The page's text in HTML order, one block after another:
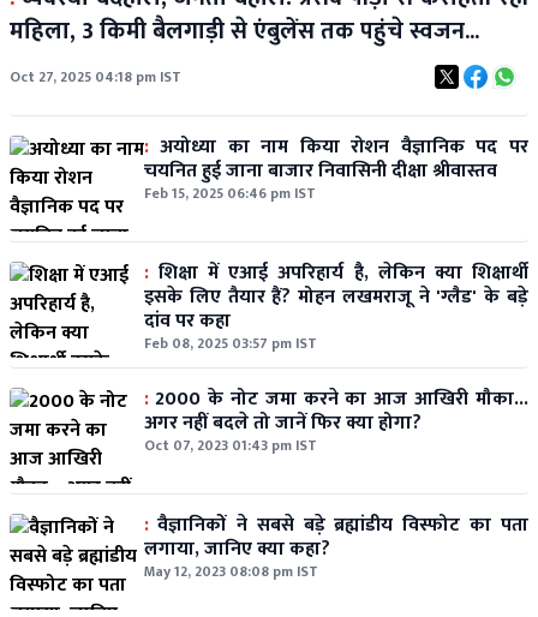
महिला, 3 किमी बैलगाड़ी से एंबुलेंस तक पहुंचे स्वजन...
Oct 27, 2025 04:18 pm IST
: अयोध्या का नाम किया रोशन वैज्ञानिक पद पर
चयनित हुई जाना बाजार निवासिनी दीक्षा श्रीवास्तव
Feb 15, 2025 06:46 pm IST
: शिक्षा में एआई अपरिहार्य है, लेकिन क्या शिक्षार्थी
इसके लिए तैयार हैं? मोहन लखमराजू ने 'ग्लैड' के बड़े
दांव पर कहा
Feb 08, 2025 03:57 pm IST
:2000 के नोट जमा करने का आज आखिरी मौका...
अगर नहीं बदले तो जानें फिर क्या होगा?
Oct 07, 2023 01:43 pm IST
: वैज्ञानिकों ने सबसे बड़े ब्रह्मांडीय विस्फोट का पता
लगाया, जानिए क्या कहा?
May 12, 2023 08:08 pm IST